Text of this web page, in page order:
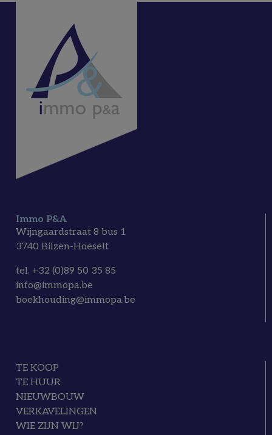
Immo P&A
Wijngaardstraat 8 bus 1
3740 Bilzen-Hoeselt
tel. +32 (0)89 50 35 85
info@immopa.be
boekhouding@immopa.be
TE KOOP
TE HUUR
NIEUWBOUW
VERKAVELINGEN
WIE ZIJN WIJ?